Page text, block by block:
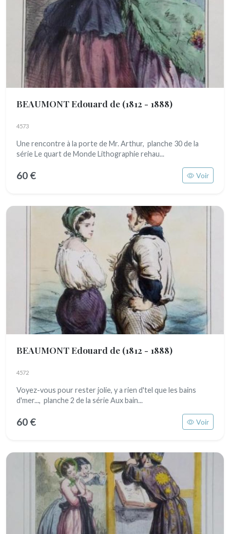
BEAUMONT Edouard de (1812 - 1888)
4573
Une rencontre à la porte de Mr. Arthur, planche 30 de la
série Le quart de Monde Lithographie rehau...
60 € Voir
BEAUMONT Edouard de (1812 - 1888)
4572
Voyez-vous pour rester jolie, y a rien d'tel que les bains
d'mer..., planche 2 de la série Aux bain...
60 € Voir